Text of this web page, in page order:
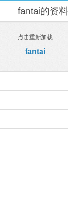
fantai的资料
点击重新加载
fantai